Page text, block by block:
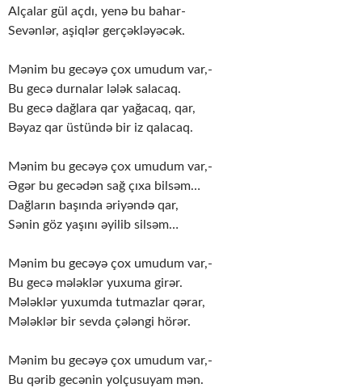
Alçalar gül açdı, yenə bu bahar-
Sevənlər, aşiqlər gerçəkləyəcək.
Mənim bu gecəyə çox umudum var,-
Bu gecə durnalar lələk salacaq.
Bu gecə dağlara qar yağacaq, qar,
Bəyaz qar üstündə bir iz qalacaq.
Mənim bu gecəyə çox umudum var,-
Əgər bu gecədən sağ çıxa bilsəm…
Dağların başında əriyəndə qar,
Sənin göz yaşını əyilib silsəm…
Mənim bu gecəyə çox umudum var,-
Bu gecə mələklər yuxuma girər.
Mələklər yuxumda tutmazlar qərar,
Mələklər bir sevda çələngi hörər.
Mənim bu gecəyə çox umudum var,-
Bu qərib gecənin yolçusuyam mən.